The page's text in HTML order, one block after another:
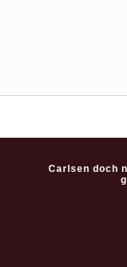
Carlsen doch